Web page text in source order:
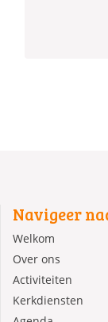
Navigeer
Welkom
Over ons
Activiteiten
Kerkdiensten